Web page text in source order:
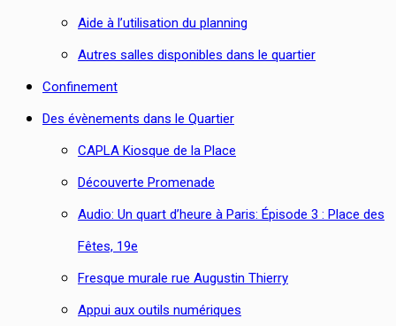
Aide à l’utilisation du planning
Autres salles disponibles dans le quartier
Confinement
Des évènements dans le Quartier
CAPLA Kiosque de la Place
Découverte Promenade
Audio: Un quart d’heure à Paris: Épisode 3 : Place des
Fêtes, 19e
Fresque murale rue Augustin Thierry
Appui aux outils numériques